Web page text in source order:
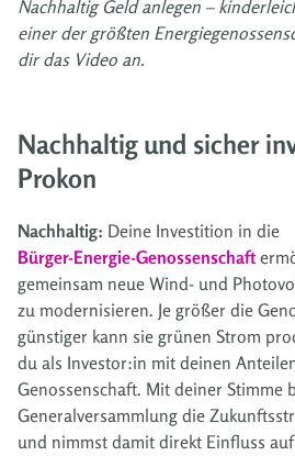
Nachhaltig Geld anlegen –
einer der größten
dir das Video an.
Nachhaltig und sicher
Prokon
Nachhaltig: Deine Investition in die
Bürger-Energie-Genossenschaft
gemeinsam neue Wind- und
zu modernisieren. Je größer die
günstiger kann sie grünen Strom
du als Investor:in mit deinen
Genossenschaft. Mit deiner Stimme
Generalversammlung die
und nimmst damit direkt Einfluss